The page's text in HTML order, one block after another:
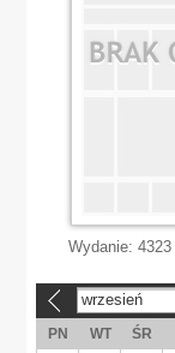
Wydanie: 4323
wrzesień
PN WT ŚR